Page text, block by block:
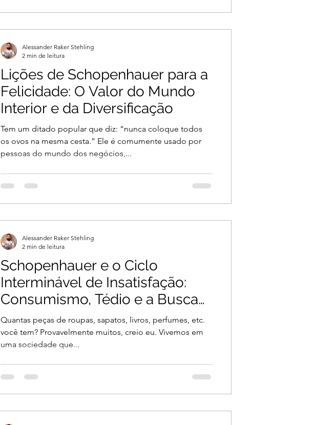
Lições de Schopenhauer para a
Felicidade: O Valor do Mundo
Interior e da Diversificação
Tem um ditado popular que diz: “nunca coloque todos
os ovos na mesma cesta.” Ele é comumente usado por
pessoas do mundo dos negócios,...
Alessander Raker Stehling
2 min de leitura
Schopenhauer e o Ciclo
Interminável de Insatisfação:
Consumismo, Tédio e a Busca
por Felicidade
Quantas peças de roupas, sapatos, livros, perfumes, etc.
você tem? Provavelmente muitos, creio eu. Vivemos em
uma sociedade que...
Alessander Raker Stehling
2 min de leitura